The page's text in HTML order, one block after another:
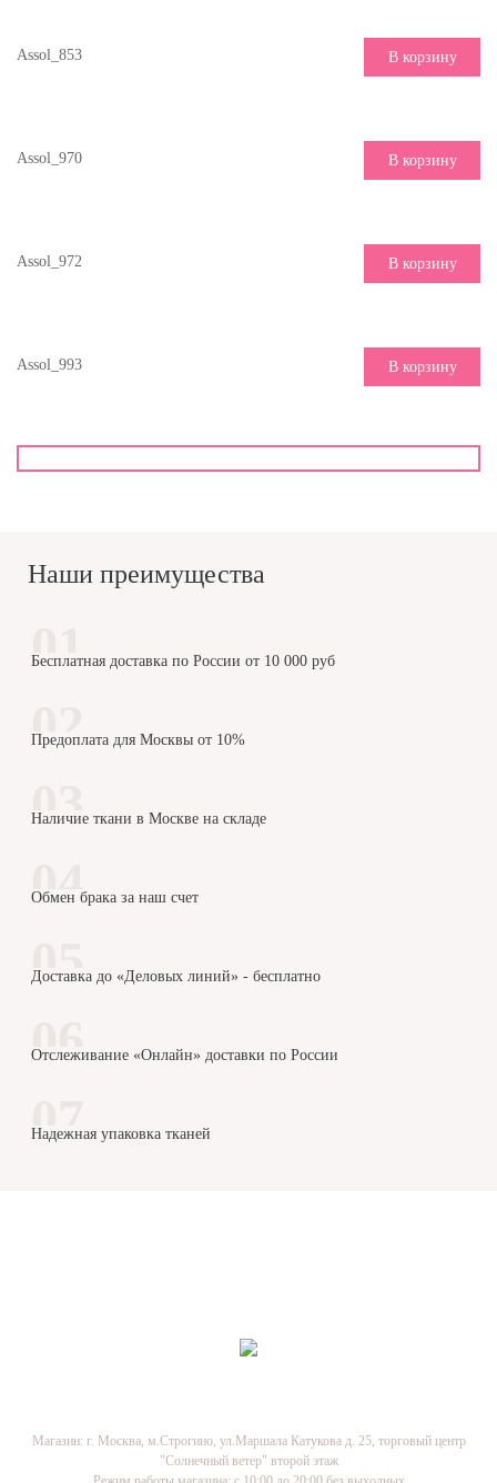
Assol_853 В корзину
Assol_970 В корзину
Assol_972 В корзину
Assol_993 В корзину
Наши преимущества
Бесплатная доставка по России от 10 000 руб
Предоплата для Москвы от 10%
Наличие ткани в Москве на складе
Обмен брака за наш счет
Доставка до «Деловых линий» - бесплатно
Отслеживание «Онлайн» доставки по России
Надежная упаковка тканей
Магазин: г. Москва, м.Строгино, ул.Маршала Катукова д. 25, торговый центр
"Солнечный ветер" второй этаж